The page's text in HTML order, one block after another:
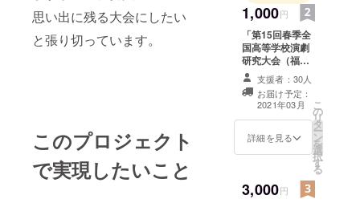
思い出に残る大会にしたい
と張り切っています。
このプロジェクト
で実現したいこと
1,000円
「第15回春季全
国高等学校演劇
研究大会（福岡
大会）」Twitter
にて応援メッ
セージを紹介
し、お礼のコメ
ントを掲載しま
す。紹介は大会
ます。
支援者：30人
お届け予定：
2021年03月
詳細を見る
こ
の
リ
タ
ー
ン
を
選
択
す
る
3,000円